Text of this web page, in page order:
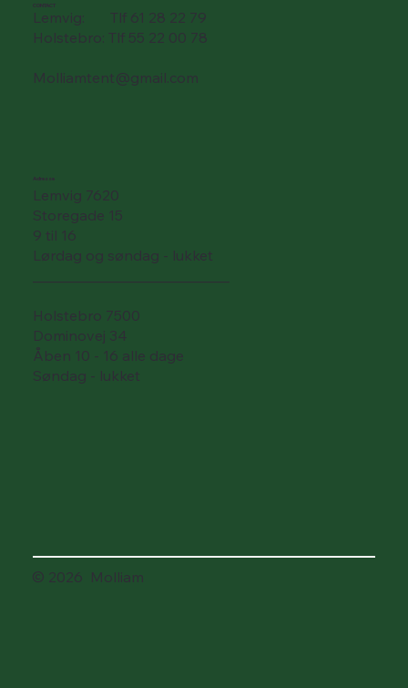
CONTACT
Lemvig: Tlf 61 28 22 79
Holstebro: Tlf 55 22 00 78
Molliamtent@gmail.com
Adresse
Lemvig 7620
Storegade 15
9 til 16
Lørdag og søndag - lukket
Holstebro 7500
Dominovej 34
Åben 10 - 16 alle dage
Søndag - lukket
© 2026 Molliam